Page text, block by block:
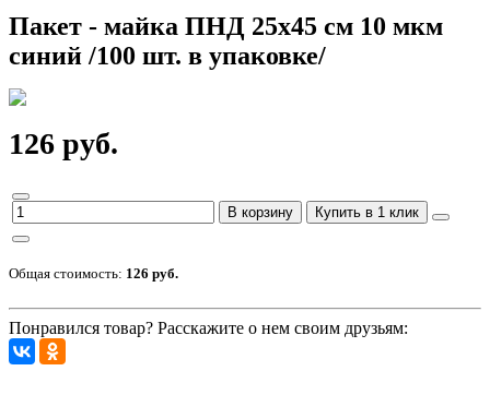
Пакет - майка ПНД 25x45 см 10 мкм
синий /100 шт. в упаковке/
126 руб.
В корзину Купить в 1 клик
Общая стоимость: 126 руб.
Понравился товар? Расскажите о нем своим друзьям: